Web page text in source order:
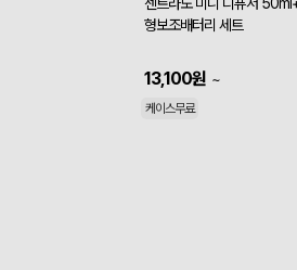
형보조배터리 세트
13,100원 ~
케이스무료